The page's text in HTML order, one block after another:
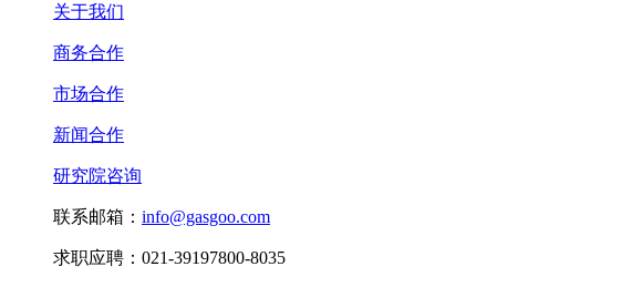
关于我们
商务合作
市场合作
新闻合作
研究院咨询
联系邮箱： info@gasgoo.com
求职应聘：021-39197800-8035